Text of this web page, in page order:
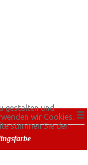
gestalten und
wir Cookies.
stimmen Sie der